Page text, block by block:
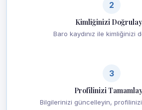
2
Kimliğinizi
Baro kaydınız ile kimliğinizi
3
Profilinizi
Bilgilerinizi güncelleyin,